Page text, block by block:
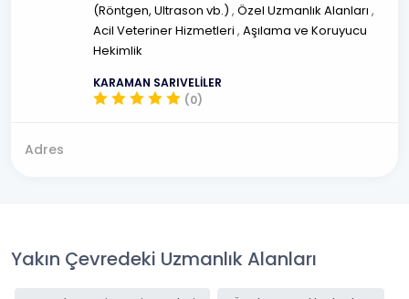
(Röntgen, Ultrason vb.) , Özel Uzmanlık Alanları ,
Acil Veteriner Hizmetleri , Aşılama ve Koruyucu
Hekimlik
KARAMAN SARIVELİLER
(0)
Adres
Yakın Çevredeki Uzmanlık Alanları